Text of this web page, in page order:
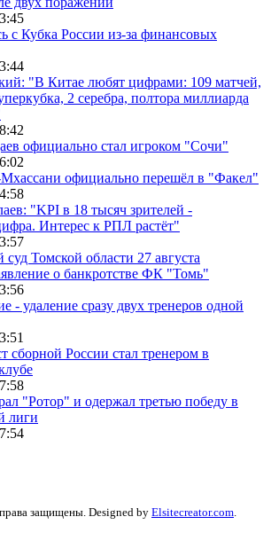
с Кубка России из-за финансовых
"В Китае любят цифрами: 109 матчей,
2 серебра, полтора миллиарда
официально стал игроком "Сочи"
официально перешёл в "Факел"
"KPI в 18 тысяч зрителей -
Интерес к РПЛ растёт"
Томской области 27 августа
о банкротстве ФК "Томь"
- удаление сразу двух тренеров одной
сборной России стал тренером в
"Ротор" и одержал третью победу в
лиги
защищены. Designed by Elsitecreator.com